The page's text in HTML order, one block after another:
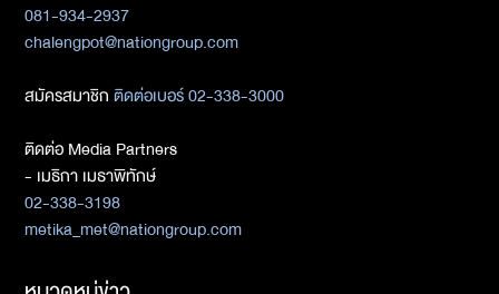
081-934-2937
chalengpot@nationgroup.com
สมัครสมาชิกติดต่อเบอร์ 02-338-3000
ติดต่อ Media Partners
- เมธิกา เมธาพิทักษ์
02-338-3198
metika_met@nationgroup.com